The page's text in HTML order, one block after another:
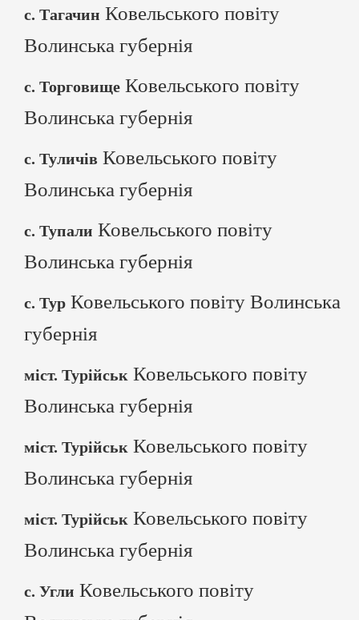
с. Тагачин Ковельського повіту
Волинська губернія
с. Торговище Ковельського повіту
Волинська губернія
с. Туличів Ковельського повіту
Волинська губернія
с. Тупали Ковельського повіту
Волинська губернія
с. Тур Ковельського повіту Волинська
губернія
міст. Турійськ Ковельського повіту
Волинська губернія
міст. Турійськ Ковельського повіту
Волинська губернія
міст. Турійськ Ковельського повіту
Волинська губернія
с. Угли Ковельського повіту